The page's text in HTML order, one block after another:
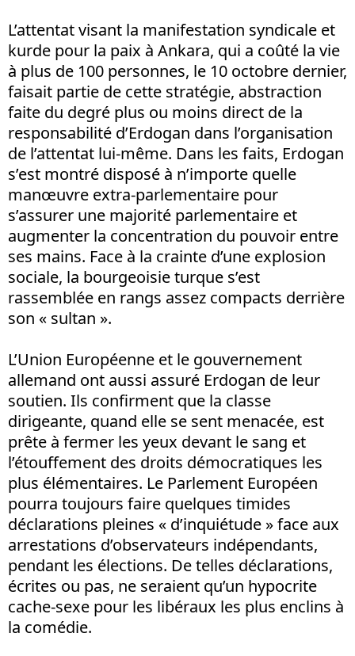
L’attentat visant la manifestation syndicale et
kurde pour la paix à Ankara, qui a coûté la vie
à plus de 100 personnes, le 10 octobre dernier,
faisait partie de cette stratégie, abstraction
faite du degré plus ou moins direct de la
responsabilité d’Erdogan dans l’organisation
de l’attentat lui-même. Dans les faits, Erdogan
s’est montré disposé à n’importe quelle
manœuvre extra-parlementaire pour
s’assurer une majorité parlementaire et
augmenter la concentration du pouvoir entre
ses mains. Face à la crainte d’une explosion
sociale, la bourgeoisie turque s’est
rassemblée en rangs assez compacts derrière
son « sultan ».
L’Union Européenne et le gouvernement
allemand ont aussi assuré Erdogan de leur
soutien. Ils confirment que la classe
dirigeante, quand elle se sent menacée, est
prête à fermer les yeux devant le sang et
l’étouffement des droits démocratiques les
plus élémentaires. Le Parlement Européen
pourra toujours faire quelques timides
déclarations pleines « d’inquiétude » face aux
arrestations d’observateurs indépendants,
pendant les élections. De telles déclarations,
écrites ou pas, ne seraient qu’un hypocrite
cache-sexe pour les libéraux les plus enclins à
la comédie.